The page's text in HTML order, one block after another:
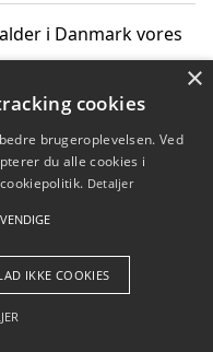
i Danmark vores
påvirker vores
Betingelser
×
cookies
brugeroplevelsen. Ved
du alle cookies i
Detaljer
IKKE COOKIES